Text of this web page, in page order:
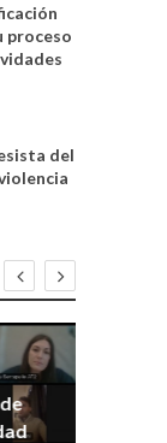
proceso
del